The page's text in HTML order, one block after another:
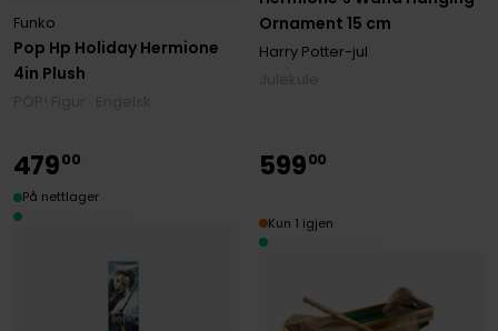
Pop Hp Holiday Hermione
4in Plush
Funko
Ornament 15 cm
Harry Potter-jul
47900
På nettlager
59900
Kun 1 igjen